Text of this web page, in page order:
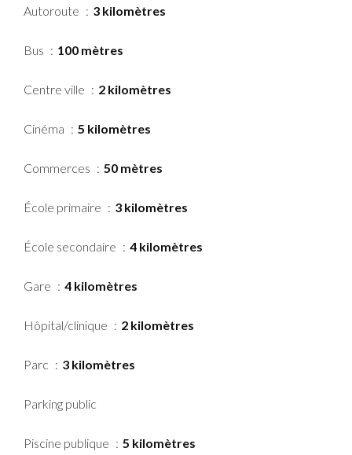
Autoroute 3 kilomètres
Bus 100 mètres
Centre ville 2 kilomètres
Cinéma 5 kilomètres
Commerces 50 mètres
École primaire 3 kilomètres
École secondaire 4 kilomètres
Gare 4 kilomètres
Hôpital/clinique 2 kilomètres
Parc 3 kilomètres
Parking public
Piscine publique 5 kilomètres